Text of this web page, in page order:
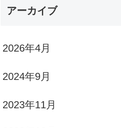
アーカイブ
2026年4月
2024年9月
2023年11月